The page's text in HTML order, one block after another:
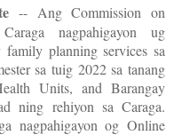
-- Ang Commission on
nagpahigayon ug
planning services sa
sa tuig 2022 sa tanang
Units, and Barangay
ning rehiyon sa Caraga.
nagpahigayon og Online